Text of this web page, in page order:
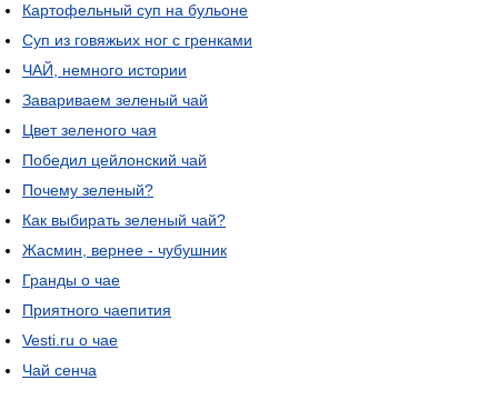
Картофельный суп на бульоне
Суп из говяжьих ног с гренками
ЧАЙ, немного истории
Завариваем зеленый чай
Цвет зеленого чая
Победил цейлонский чай
Почему зеленый?
Как выбирать зеленый чай?
Жасмин, вернее - чубушник
Гранды о чае
Приятного чаепития
Vesti.ru о чае
Чай сенча